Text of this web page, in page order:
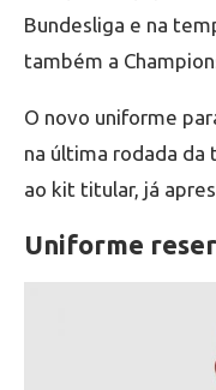
Bundesliga e na
também a
O novo uniforme
na última rodada da
ao kit titular, já
Uniforme